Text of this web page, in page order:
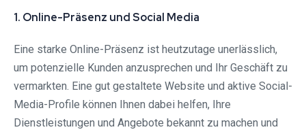
1. Online-Präsenz und Social Media
Eine starke Online-Präsenz ist heutzutage unerlässlich,
um potenzielle Kunden anzusprechen und Ihr Geschäft zu
vermarkten. Eine gut gestaltete Website und aktive Social-
Media-Profile können Ihnen dabei helfen, Ihre
Dienstleistungen und Angebote bekannt zu machen und